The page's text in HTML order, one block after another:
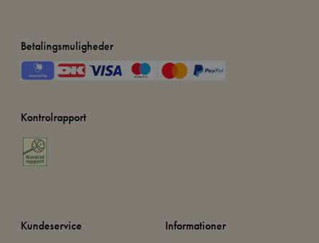
Betalingsmuligheder
Kontrolrapport
Kundeservice
Informationer